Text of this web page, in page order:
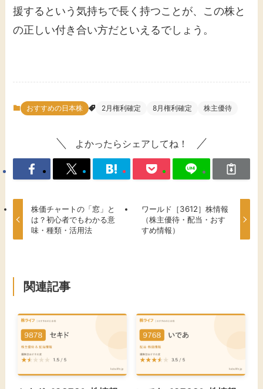
援するという気持ちで長く持つことが、この株と
の正しい付き合い方だといえるでしょう。
おすすめの日本株 2月権利確定 8月権利確定 株主優待
よかったらシェアしてね！
株価チャートの「窓」と
は？初心者でもわかる意
味・種類・活用法
ワールド［3612］株情報
（株主優待・配当・おす
すめ情報）
関連記事